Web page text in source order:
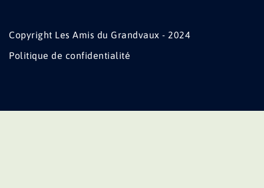
Copyright Les Amis du Grandvaux - 2024
Politique de confidentialité